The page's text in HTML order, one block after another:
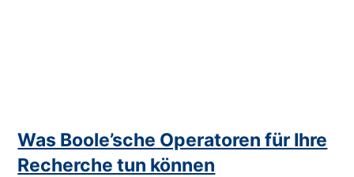
Was Boole’sche Operatoren für Ihre
Recherche tun können